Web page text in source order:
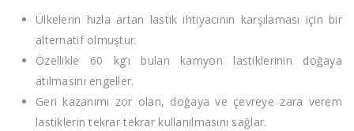
Ülkelerin hızla artan lastik ihtiyacının karşılaması için bir
alternatif olmuştur.
Özellikle 60 kg’ı bulan kamyon lastiklerinin doğaya
atılmasını engeller.
Geri kazanımı zor olan, doğaya ve çevreye zara verem
lastiklerin tekrar tekrar kullanılmasını sağlar.